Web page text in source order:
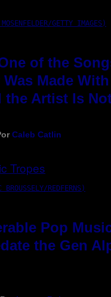
GETTY IMAGES)
of the
Was Made
Artist Is
Caleb Catlin
BROUSSELY/REDFERNS)
Pop
the Gen